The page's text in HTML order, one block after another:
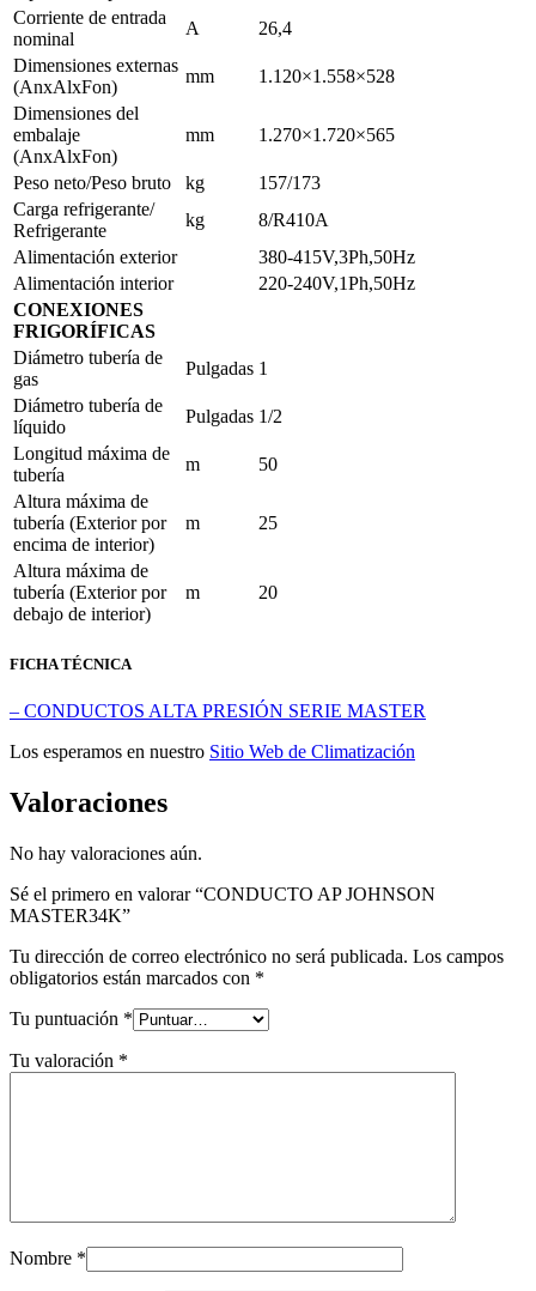
Corriente de entrada
nominal
A
26,4
Dimensiones externas
(AnxAlxFon)
mm
1.120×1.558×528
Dimensiones del
embalaje
(AnxAlxFon)
mm 1.270×1.720×565
Peso neto/Peso bruto kg
157/173
Carga refrigerante/
Refrigerante
kg
8/R410A
Alimentación exterior
380-415V,3Ph,50Hz
Alimentación interior
220-240V,1Ph,50Hz
CONEXIONES
FRIGORÍFICAS
Diámetro tubería de
gas
Pulgadas 1
Diámetro tubería de
líquido
Pulgadas 1/2
Longitud máxima de
tubería
m
50
Altura máxima de
tubería (Exterior por
encima de interior)
m 25
Altura máxima de
tubería (Exterior por
debajo de interior)
m 20
FICHA TÉCNICA
– CONDUCTOS ALTA PRESIÓN SERIE MASTER
Los esperamos en nuestro Sitio Web de Climatización
Valoraciones
No hay valoraciones aún.
Sé el primero en valorar “CONDUCTO AP JOHNSON
MASTER34K”
Tu dirección de correo electrónico no será publicada. Los campos
obligatorios están marcados con *
Tu puntuación *
Tu valoración *
Nombre *